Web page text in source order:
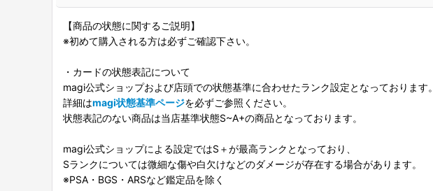
【商品の状態に関するご説明】
※初めて購入される方は必ずご確認下さい。
・カードの状態表記について
magi公式ショップおよび店頭での状態基準に合わせたランク設定となっております。
詳細はmagi状態基準ページを必ずご参照ください。
状態表記のない商品は当店基準状態S~A+の商品となっております。
magi公式ショップによる設定ではS＋が最高ランクとなっており、
Sランクについては微細な傷や白欠けなどのダメージが存在する場合があります。
※PSA・BGS・ARSなど鑑定品を除く